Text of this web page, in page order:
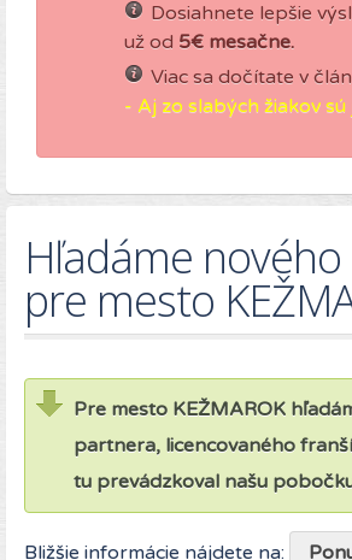
Dosiahnete lepšie
už od 5€ mesačne.
Viac sa dočítate v
- Aj zo slabých žiakov
Hľadáme
pre mesto
Pre mesto KEŽMAROK
partnera, licencovaného
tu prevádzkoval našu
Bližšie informácie nájdete na: